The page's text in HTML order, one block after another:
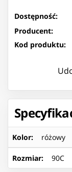
Dostępność:
Producent:
Kod produktu:
Kolor: różowy
Rozmiar: 90C